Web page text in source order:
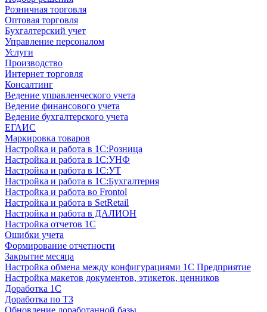
Розничная торговля
Оптовая торговля
Бухгалтерский учет
Управление персоналом
Услуги
Производство
Интернет торговля
Консалтинг
Ведение управленческого учета
Ведение финансового учета
Ведение бухгалтерского учета
ЕГАИС
Маркировка товаров
Настройка и работа в 1С:Розница
Настройка и работа в 1С:УНФ
Настройка и работа в 1С:УТ
Настройка и работа в 1С:Бухгалтерия
Настройка и работа во Frontol
Настройка и работа в SetRetail
Настройка и работа в ДАЛИОН
Настройка отчетов 1С
Ошибки учета
Формирование отчетности
Закрытие месяца
Настройка обмена между конфигурациями 1С Предприятие
Настройка макетов документов, этикеток, ценников
Доработка 1С
Доработка по ТЗ
Обновление доработанной базы